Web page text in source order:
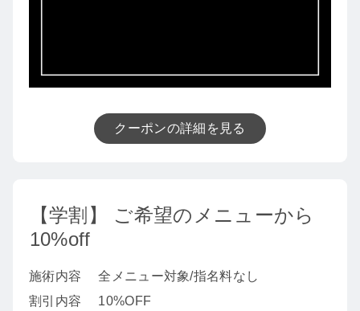
クーポンの詳細を見る
【学割】 ご希望のメニューから
10%off
施術内容
全メニュー対象/指名料なし
割引内容
10%OFF